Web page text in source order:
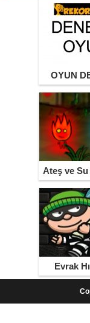
OYUN
Ateş ve
Evrak